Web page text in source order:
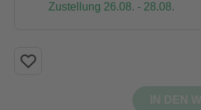
Zustellung 26.08. - 28.08.